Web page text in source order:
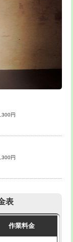
円~
円
円
円
円
円
円
円
円
表
作業料金